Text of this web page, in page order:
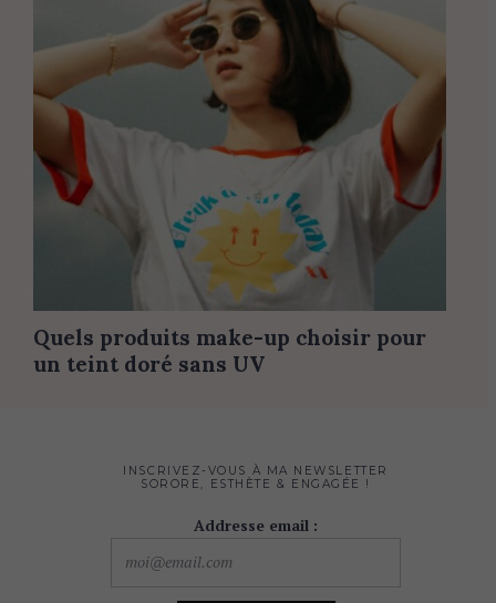
Quels produits make-up choisir pour
un teint doré sans UV
INSCRIVEZ-VOUS À MA NEWSLETTER
SORORE, ESTHÈTE & ENGAGÉE !
Addresse email :